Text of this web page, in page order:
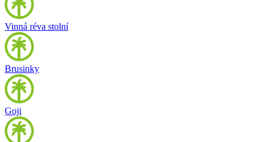
Vinná réva stolní
Brusinky
Goji